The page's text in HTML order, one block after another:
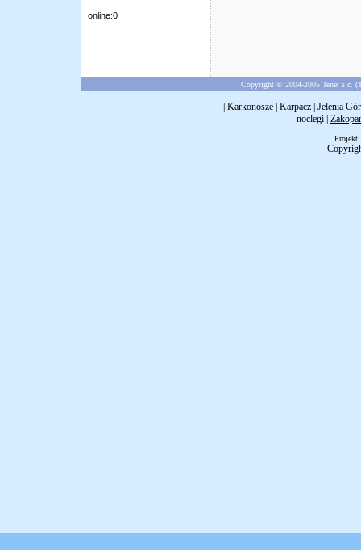
online:0
Copyright © 2004-2005 Tenet s.c.
Karkonosze Karpacz Jelenia
noclegi